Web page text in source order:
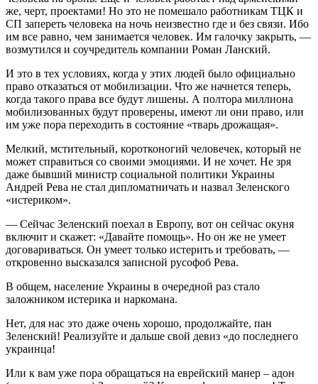
же, черт, проектами! Но это не помешало работникам ТЦК и
СП запереть человека на ночь неизвестно где и без связи. Ибо
им все равно, чем занимается человек. Им галочку закрыть, —
возмутился и соучредитель компании Роман Ланский.
И это в тех условиях, когда у этих людей было официально
право отказаться от мобилизации. Что же начнется теперь,
когда такого права все будут лишены. А полтора миллиона
мобилизованных будут проверены, имеют ли они право, или
им уже пора переходить в состояние «тварь дрожащая».
Мелкий, мстительный, коротконогий человечек, который не
может справиться со своими эмоциями. И не хочет. Не зря
даже бывший министр социальной политики Украины
Андрей Рева не стал дипломатничать и назвал Зеленского
«истериком».
— Сейчас Зеленский поехал в Европу, вот он сейчас окуня
включит и скажет: «Давайте помощь». Но он же не умеет
договариваться. Он умеет только истерить и требовать, —
откровенно высказался записной русофоб Рева.
В общем, население Украины в очередной раз стало
заложником истерика и наркомана.
Нет, для нас это даже очень хорошо, продолжайте, пан
Зеленский! Реализуйте и дальше свой девиз «до последнего
украинца!
Или к вам уже пора обращаться на еврейский манер – адон